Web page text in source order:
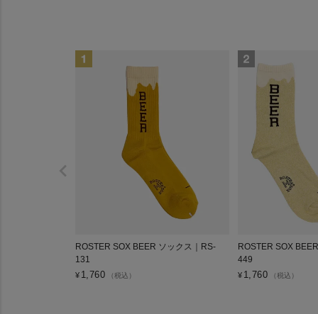
ROSTER SOX BEER ソックス｜RS-
131
¥ 1,760 （税込）
ROSTER SOX
449
¥ 1,760 （税込）